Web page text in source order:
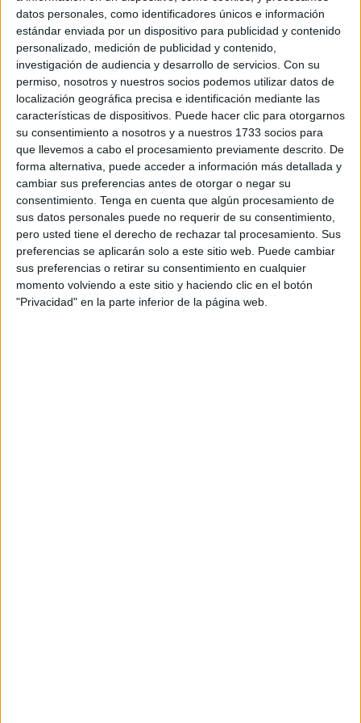
datos personales, como identificadores únicos e información
estándar enviada por un dispositivo para publicidad y contenido
personalizado, medición de publicidad y contenido,
investigación de audiencia y desarrollo de servicios. Con su
permiso, nosotros y nuestros socios podemos utilizar datos de
localización geográfica precisa e identificación mediante las
características de dispositivos. Puede hacer clic para otorgarnos
su consentimiento a nosotros y a nuestros 1733 socios para
que llevemos a cabo el procesamiento previamente descrito. De
forma alternativa, puede acceder a información más detallada y
cambiar sus preferencias antes de otorgar o negar su
consentimiento. Tenga en cuenta que algún procesamiento de
sus datos personales puede no requerir de su consentimiento,
pero usted tiene el derecho de rechazar tal procesamiento. Sus
preferencias se aplicarán solo a este sitio web. Puede cambiar
sus preferencias o retirar su consentimiento en cualquier
momento volviendo a este sitio y haciendo clic en el botón
"Privacidad" en la parte inferior de la página web.
entenderían los acontecimientos posteriores como el 1492
o las grandes expediciones de la vuelta al mundo del siglo
XVI así como las tensiones territoriales que marcaron
aquella época histórica. La contienda ceutí fue el germen
de las batallas que librarían las potencias europeas por
conquistar continentes como África, América o Asia.